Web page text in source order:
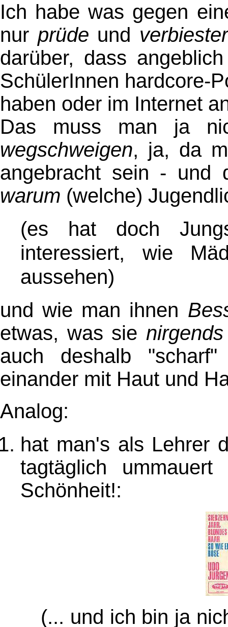
Ich habe was gegen
nur prüde und
darüber, dass
SchülerInnen hardcore-
haben oder im Internet
Das muss man ja
wegschweigen, ja, da
angebracht sein - und
warum (welche)
(es hat doch
interessiert, wie
aussehen)
und wie man ihnen
etwas, was sie nirgends
auch deshalb
einander mit Haut und
Analog:
hat man's als Lehrer
tagtäglich
Schönheit!:
(... und ich bin ja